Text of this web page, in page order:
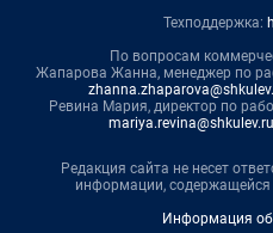
Техподдержка:
По вопросам
Жапарова Жанна, менеджер по
Ревина Мария, директор по
mariya.revina@shkulev.ru
Редакция сайта не несет
информации,
Информация об